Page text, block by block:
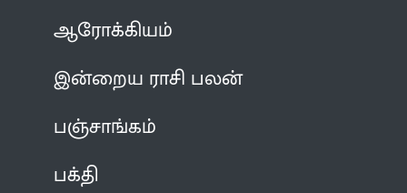
ஆரோக்கியம்
இன்றைய ராசி பலன்
பஞ்சாங்கம்
பக்தி